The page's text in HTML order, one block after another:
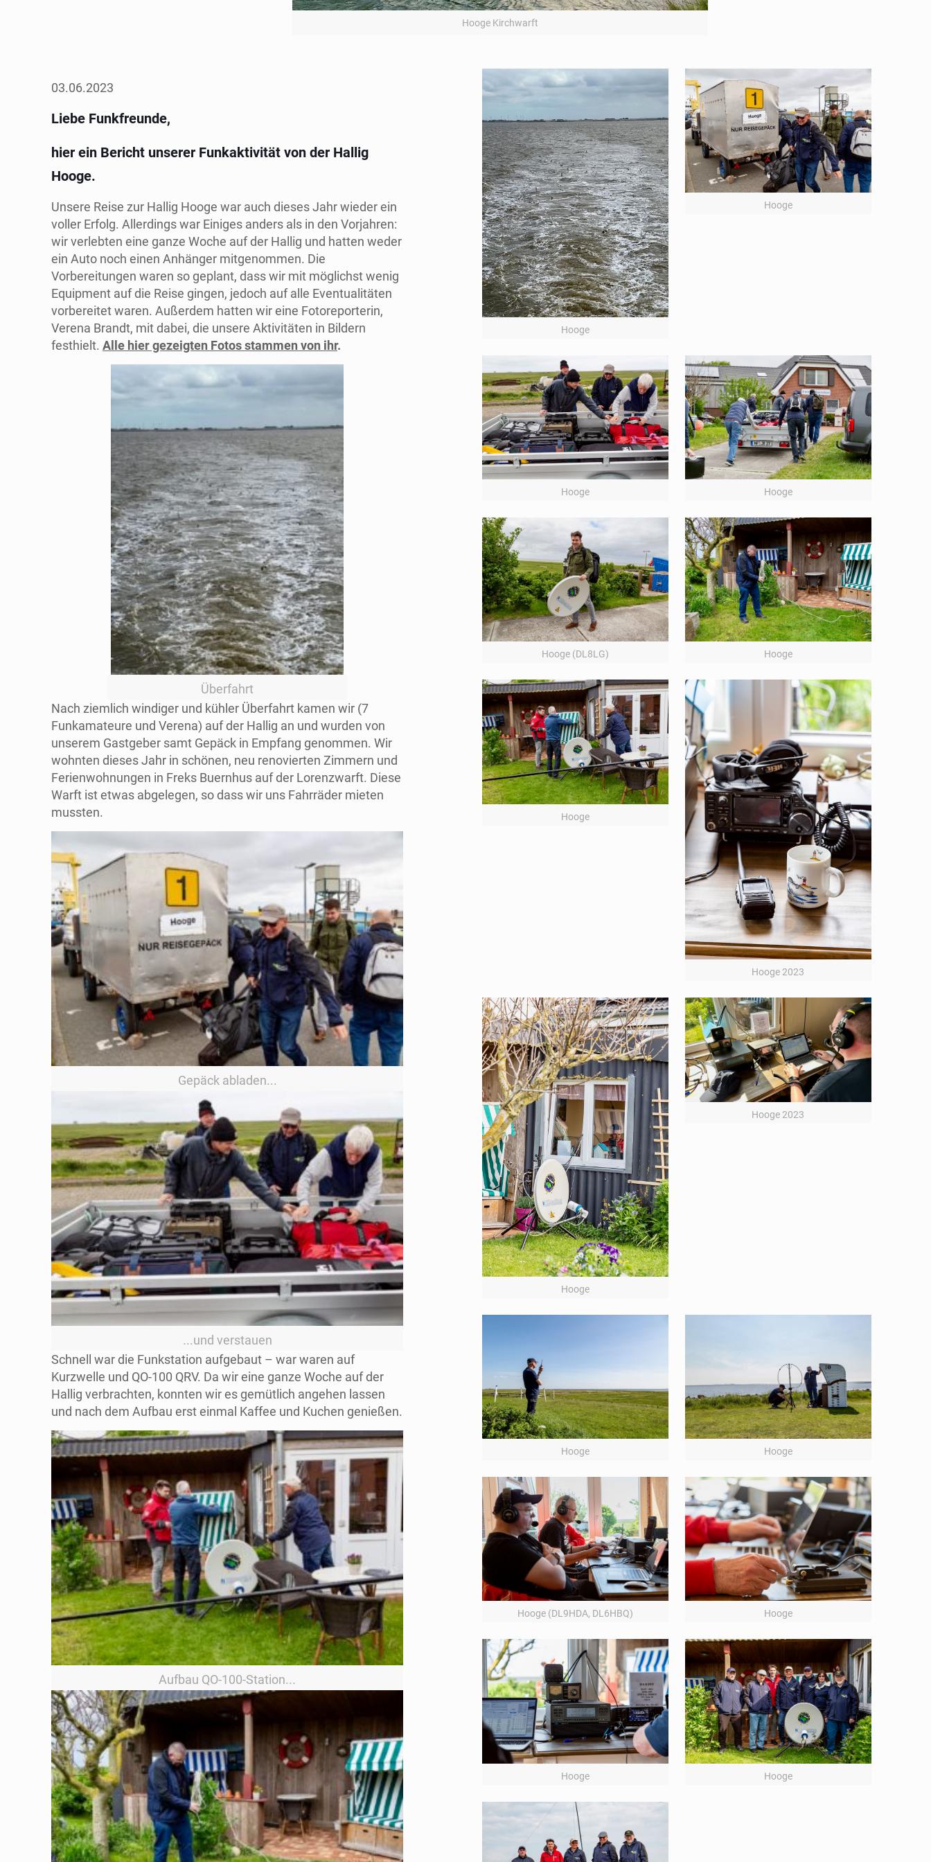
Hooge Kirchwarft
03.06.2023
Liebe Funkfreunde,
hier ein Bericht unserer Funkaktivität von der Hallig
Hooge.
Unsere Reise zur Hallig Hooge war auch dieses Jahr wieder ein
voller Erfolg. Allerdings war Einiges anders als in den Vorjahren:
wir verlebten eine ganze Woche auf der Hallig und hatten weder
ein Auto noch einen Anhänger mitgenommen. Die
Vorbereitungen waren so geplant, dass wir mit möglichst wenig
Equipment auf die Reise gingen, jedoch auf alle Eventualitäten
vorbereitet waren. Außerdem hatten wir eine Fotoreporterin,
Verena Brandt, mit dabei, die unsere Aktivitäten in Bildern
festhielt. Alle hier gezeigten Fotos stammen von ihr.
Überfahrt
Nach ziemlich windiger und kühler Überfahrt kamen wir (7
Funkamateure und Verena) auf der Hallig an und wurden von
unserem Gastgeber samt Gepäck in Empfang genommen. Wir
wohnten dieses Jahr in schönen, neu renovierten Zimmern und
Ferienwohnungen in Freks Buernhus auf der Lorenzwarft. Diese
Warft ist etwas abgelegen, so dass wir uns Fahrräder mieten
mussten.
Gepäck abladen...
...und verstauen
Schnell war die Funkstation aufgebaut – war waren auf
Kurzwelle und QO-100 QRV. Da wir eine ganze Woche auf der
Hallig verbrachten, konnten wir es gemütlich angehen lassen
und nach dem Aufbau erst einmal Kaffee und Kuchen genießen.
Aufbau QO-100-Station...
Hooge
Hooge
Hooge Hooge
Hooge (DL8LG) Hooge
Hooge
Hooge 2023
Hooge
Hooge 2023
Hooge Hooge
Hooge (DL9HDA, DL6HBQ) Hooge
Hooge Hooge